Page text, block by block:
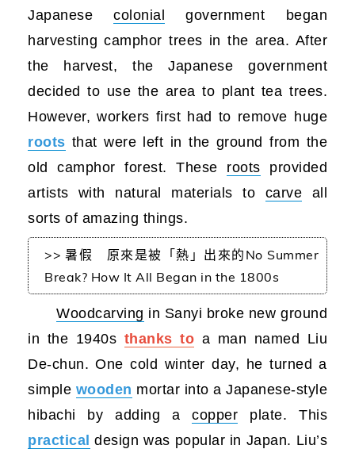
Japanesecolonial government began
harvesting camphor trees in the area. After
the harvest, the Japanese government
decided to use the area to plant tea trees.
However, workers first had to remove huge
roots that were left in the ground from the
old camphor forest. These roots provided
artists with natural materials to carve all
sorts of amazing things.
>> 暑假 原來是被「熱」出來的No Summer
Break? How It All Began in the 1800s
Woodcarving in Sanyi broke new ground
in the 1940s thanks to a man named Liu
De-chun. One cold winter day, he turned a
simple wooden mortar into a Japanese-style
hibachi by adding acopper plate. This
practical design was popular in Japan. Liu’s